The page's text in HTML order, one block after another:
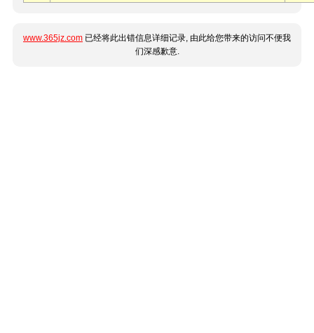
www.365jz.com 已经将此出错信息详细记录, 由此给您带来的访问不便我
们深感歉意.